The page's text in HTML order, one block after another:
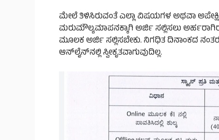
ಮೇಲೆ ತಿಳಿಸಿರುವಂತೆ ಎಲ್ಲಾ ವಿಷಯಗಳ ಅಥವಾ
ಮರುಮೌಲ್ಯಮಾಪನಕ್ಕಾಗಿ ಅರ್ಜಿ ಸಲ್ಲಿಸಲು
ಮೂಲಕ ಅರ್ಜಿ ಸಲ್ಲಿಸಬೇಕು. ನಿಗಧಿತ ದಿನಾಂಕದ
ಆನ್‌ಲೈನ್‌ನಲ್ಲಿ ಸ್ವೀಕೃತವಾಗುವುದಿಲ್ಲ.